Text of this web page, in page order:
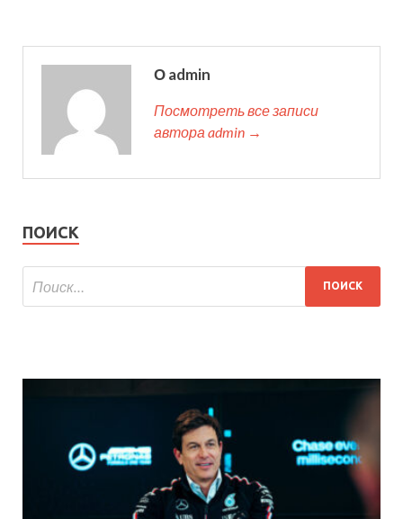
О admin
Посмотреть все записи
автора admin →
ПОИСК